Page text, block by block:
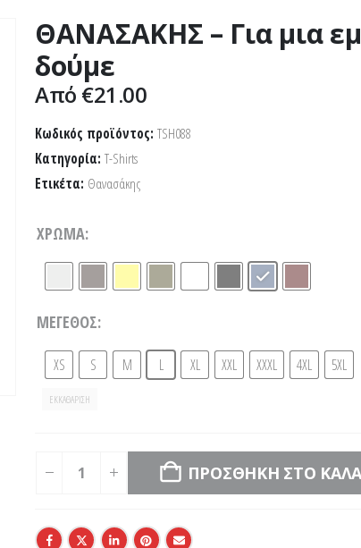
ΘΑΝΑΣΑΚΗΣ – Για μια
δούμε
Από €21.00
Κωδικός προϊόντος: TSH088
Κατηγορία: T-Shirts
Ετικέτα: Θανασάκης
ΧΡΏΜΑ
ΜΈΓΕΘΟΣ
XS S M L XL XXL XXXL 4XL 5XL
ΕΚΚΑΘΆΡΙΣΗ
ΠΡΟΣΘΉΚΗ ΣΤΟ